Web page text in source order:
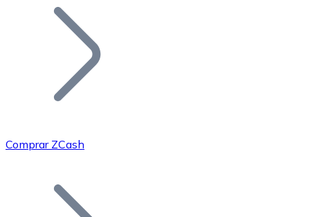
Añade tu proyecto a nuestro ecosistema.
Bitcoin
Comprar ZCash